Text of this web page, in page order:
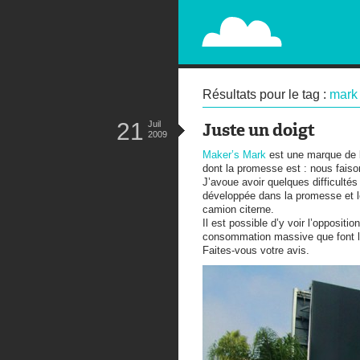
PAPERPLANE
STREET, AMBIENT, GUÉRILLA
Résultats pour le tag : mark
Juste un doigt
21 Juil
2009
Maker’s Mark est une marque
dont la promesse est : nous
J’avoue avoir quelques
développée dans la promesse et
camion citerne.
Il est possible d’y voir
consommation massive que font
Faites-vous votre avis.